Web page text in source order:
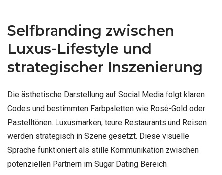
Selfbranding zwischen
Luxus-Lifestyle und
strategischer Inszenierung
Die ästhetische Darstellung auf Social Media folgt klaren
Codes und bestimmten Farbpaletten wie Rosé-Gold oder
Pastelltönen. Luxusmarken, teure Restaurants und Reisen
werden strategisch in Szene gesetzt. Diese visuelle
Sprache funktioniert als stille Kommunikation zwischen
potenziellen Partnern im Sugar Dating Bereich.